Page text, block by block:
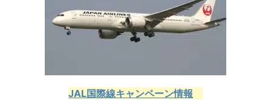
JAL国際線キャンペーン情報